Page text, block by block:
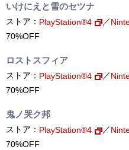
いけにえと雪のセツナ
ストア： PlayStation®4 ／
70%OFF
ロストスフィア
ストア： PlayStation®4 ／
70%OFF
鬼ノ哭ク邦
ストア： PlayStation®4 ／
70%OFF